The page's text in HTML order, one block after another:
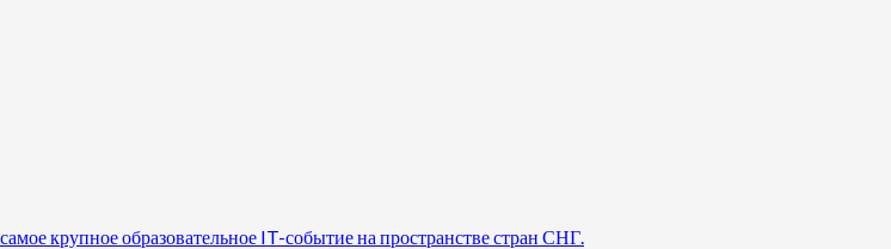
крупное образовательное IT-событие на пространстве стран СНГ.